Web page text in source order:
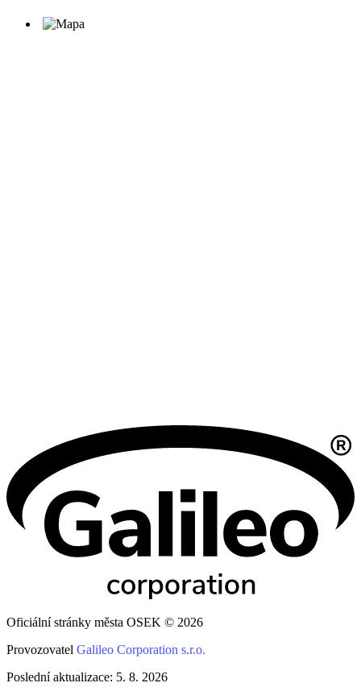
Oficiální stránky města OSEK © 2026
Provozovatel Galileo Corporation s.r.o.
Poslední aktualizace: 5. 8. 2026